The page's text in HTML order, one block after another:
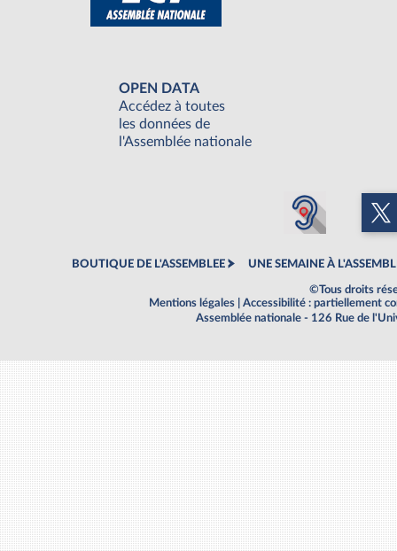
OPEN DATA
Accédez à toutes
les données de
l'Assemblée nationale
BOUTIQUE DE L'ASSEMBLEE UNE SEMAINE À
©Tous droits
Mentions légales
Accessibilité : partiellement
Assemblée nationale - 126 Rue de